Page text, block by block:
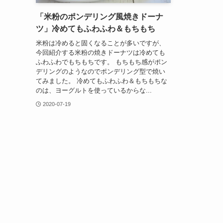
「米粉のポンデリング風焼きドーナ
ツ」冷めてもふわふわ＆もちもち
米粉は冷めると固くなることが多いですが、
今回紹介する米粉の焼きドーナツは冷めても
ふわふわでもちもちです。 もちもち感がポン
デリングのようなのでポンデリング型で焼い
てみました。 冷めてもふわふわ＆もちもちな
のは、ヨーグルトを使っているからな...
2020-07-19